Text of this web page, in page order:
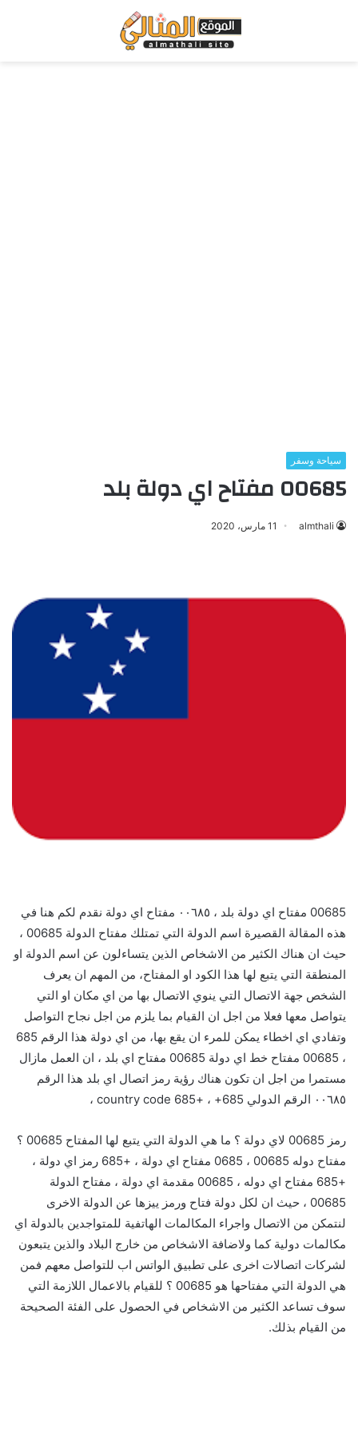
سياحة وسفر
00685 مفتاح اي دولة بلد
almthali 11 مارس، 2020
00685 مفتاح اي دولة بلد ، ٠٠٦٨٥ مفتاح اي دولة نقدم لكم هنا في
هذه المقالة القصيرة اسم الدولة التي تمتلك مفتاح الدولة 00685 ،
حيث ان هناك الكثير من الاشخاص الذين يتساءلون عن اسم الدولة او
المنطقة التي يتبع لها هذا الكود او المفتاح، من المهم ان يعرف
الشخص جهة الاتصال التي ينوي الاتصال بها من اي مكان او التي
يتواصل معها فعلا من اجل ان القيام بما يلزم من اجل نجاح التواصل
وتفادي اي اخطاء يمكن للمرء ان يقع بها، من اي دولة هذا الرقم 685
، 00685 مفتاح خط اي دولة 00685 مفتاح اي بلد ، ان العمل مازال
مستمرا من اجل ان تكون هناك رؤية رمز اتصال اي بلد هذا الرقم
٠٠٦٨٥ الرقم الدولي 685+ ، +685 country code ،
رمز 00685 لاي دولة ؟ ما هي الدولة التي يتبع لها المفتاح 00685 ؟
مفتاح دوله 00685 ، 0685 مفتاح اي دولة ، +685 رمز اي دولة ،
+685 مفتاح اي دوله ، 00685 مقدمة اي دولة ، مفتاح الدولة
00685 ، حيث ان لكل دولة فتاح ورمز ييزها عن الدولة الاخرى
لنتمكن من الاتصال واجراء المكالمات الهاتفية للمتواجدين بالدولة اي
مكالمات دولية كما ولاضافة الاشخاص من خارج البلاد والذين يتبعون
لشركات اتصالات اخرى على تطبيق الواتس اب للتواصل معهم فمن
هي الدولة التي مفتاحها هو 00685 ؟ للقيام بالاعمال اللازمة التي
سوف تساعد الكثير من الاشخاص في الحصول على الفئة الصحيحة
من القيام بذلك.